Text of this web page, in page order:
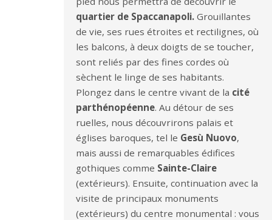
quartier de Spaccanapoli. Grouillantes
de vie, ses rues étroites et rectilignes, où
les balcons, à deux doigts de se toucher,
sont reliés par des fines cordes où
sèchent le linge de ses habitants.
Plongez dans le centre vivant de la cité
parthénopéenne. Au détour de ses
ruelles, nous découvrirons palais et
églises baroques, tel le Gesù Nuovo,
mais aussi de remarquables édifices
gothiques comme Sainte-Claire
(extérieurs). Ensuite, continuation avec la
visite de principaux monuments
(extérieurs) du centre monumental : vous